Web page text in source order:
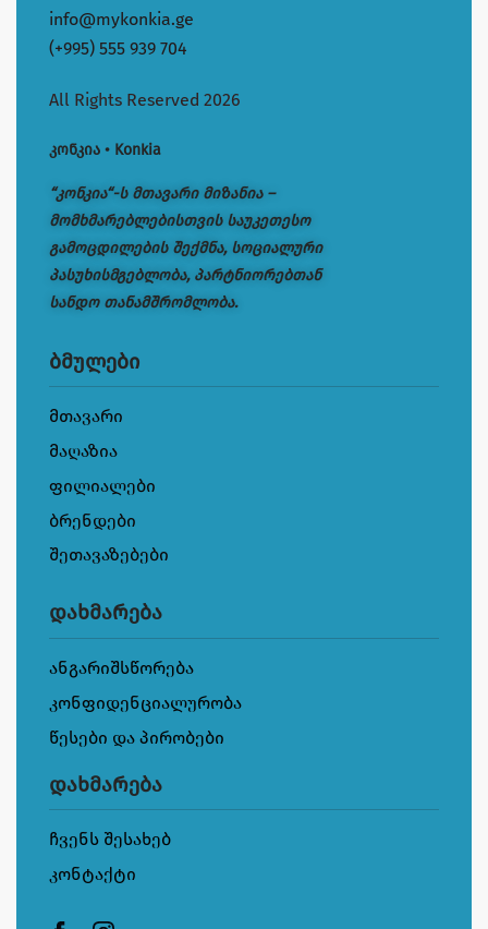
info@mykonkia.ge
(+995) 555 939 704
All Rights Reserved 2026
კონკია • Konkia
“კონკია“-ს მთავარი მიზანია –
მომხმარებლებისთვის საუკეთესო
გამოცდილების შექმნა, სოციალური
პასუხისმგებლობა, პარტნიორებთან
სანდო თანამშრომლობა.
ბმულები
მთავარი
მაღაზია
ფილიალები
ბრენდები
შეთავაზებები
დახმარება
ანგარიშსწორება
კონფიდენციალურობა
წესები და პირობები
დახმარება
ჩვენს შესახებ
კონტაქტი